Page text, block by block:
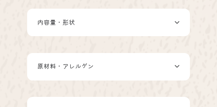
内容量・形状
原材料・アレルゲン